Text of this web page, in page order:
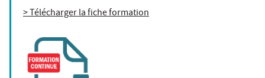
> Télécharger la fiche formation